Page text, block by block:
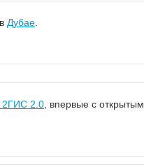
Дубае
2ГИС 2.0 , впервые с открытым